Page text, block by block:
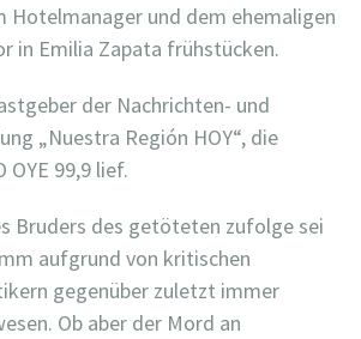
Hotelmanager und dem ehemaligen
in Emilia Zapata frühstücken.
der Nachrichten- und
„Nuestra Región HOY“, die
OYE 99,9 lief.
Bruders des getöteten zufolge sei
aufgrund von kritischen
gegenüber zuletzt immer
Ob aber der Mord an